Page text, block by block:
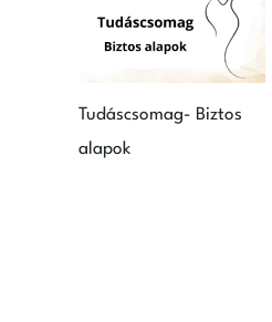
Tudáscsomag- Biztos
alapok